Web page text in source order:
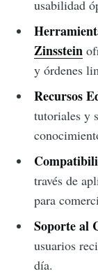
usabilidad
Zinsstein
y órdenes
Recursos
tutoriales y
través de
para
Soporte al
usuarios
día.